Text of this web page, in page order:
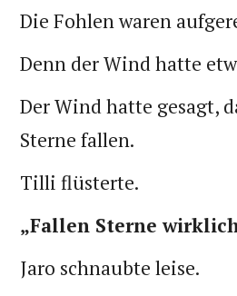
Die Fohlen waren
Denn der Wind hatte
Der Wind hatte gesagt,
Sterne fallen.
Tilli flüsterte.
„Fallen Sterne
Jaro schnaubte leise.